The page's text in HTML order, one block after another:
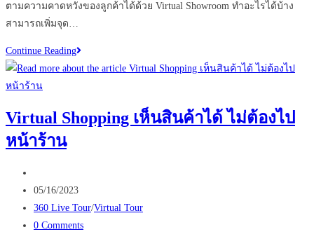
ตามความคาดหวังของลูกค้าได้ด้วย Virtual Showroom ทำอะไรได้บ้าง
สามารถเพิ่มจุด…
Continue Readingประโยชน์
ของ
Showroom
ปัง
Virtual Shopping เห็นสินค้าได้ ไม่ต้องไป
หน้าร้าน
author:
Post
published:
05/16/2023
Post
category:
360 Live Tour/Virtual Tour
Post
0 Comments